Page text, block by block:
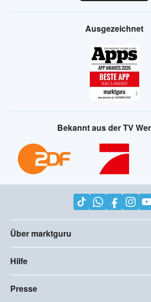
Ausgezeichnet
Bekannt aus der TV
Über marktguru
Hilfe
Presse